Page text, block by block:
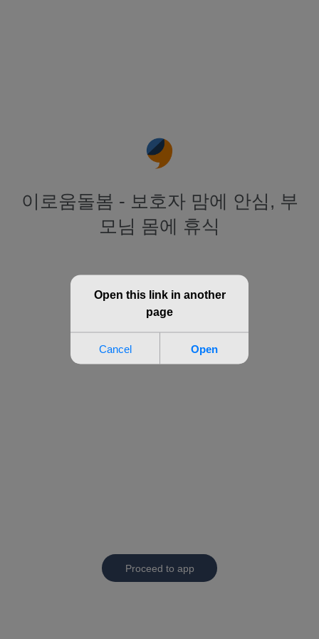
이로움돌봄 - 보호자 맘에 안심, 부
모님 몸에 휴식
Proceed to app